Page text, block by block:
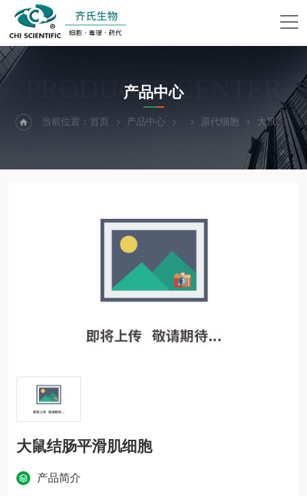
PRODUCTS CENTER
产品中心
当前位置：首页 产品中心 原代细胞 大鼠结肠平滑肌细胞
大鼠结肠平滑肌细胞
产品简介